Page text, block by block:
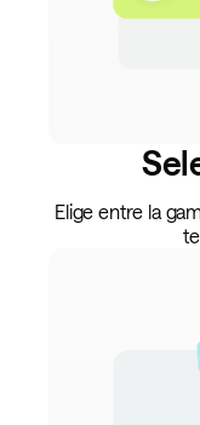
Elige entre la